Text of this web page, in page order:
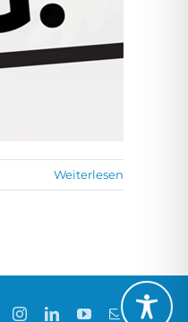
Weiterlesen
FacebookInstagramLinkedInYouTube
E-